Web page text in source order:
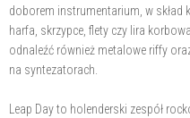
doborem instrumentarium, w skład
harfa, skrzypce, flety czy lira
odnaleźć również metalowe riffy
na syntezatorach.
Leap Day to holenderski zespół